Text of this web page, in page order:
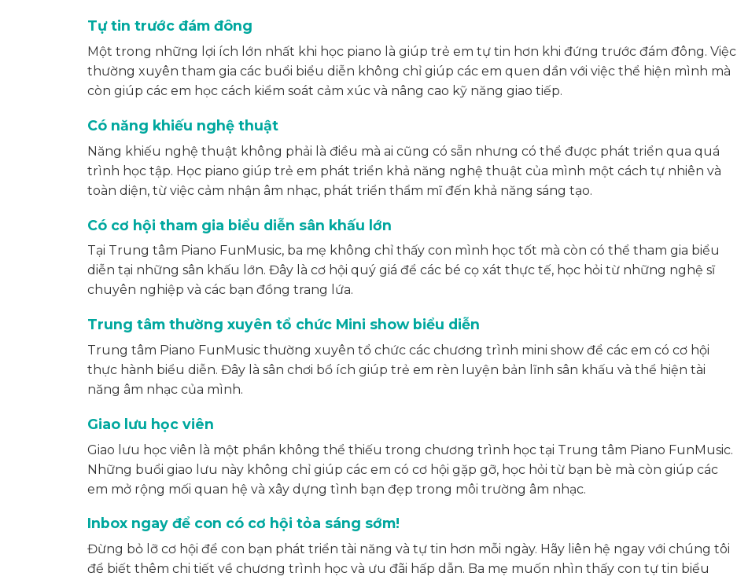
Tự tin trước đám đông
Một trong những lợi ích lớn nhất khi học piano là giúp trẻ em tự tin hơn khi đứng trước đám đông. Việc
thường xuyên tham gia các buổi biểu diễn không chỉ giúp các em quen dần với việc thể hiện mình mà
còn giúp các em học cách kiểm soát cảm xúc và nâng cao kỹ năng giao tiếp.
Có năng khiếu nghệ thuật
Năng khiếu nghệ thuật không phải là điều mà ai cũng có sẵn nhưng có thể được phát triển qua quá
trình học tập. Học piano giúp trẻ em phát triển khả năng nghệ thuật của mình một cách tự nhiên và
toàn diện, từ việc cảm nhận âm nhạc, phát triển thẩm mĩ đến khả năng sáng tạo.
Có cơ hội tham gia biểu diễn sân khấu lớn
Tại Trung tâm Piano FunMusic, ba mẹ không chỉ thấy con mình học tốt mà còn có thể tham gia biểu
diễn tại những sân khấu lớn. Đây là cơ hội quý giá để các bé cọ xát thực tế, học hỏi từ những nghệ sĩ
chuyên nghiệp và các bạn đồng trang lứa.
Trung tâm thường xuyên tổ chức Mini show biểu diễn
Trung tâm Piano FunMusic thường xuyên tổ chức các chương trình mini show để các em có cơ hội
thực hành biểu diễn. Đây là sân chơi bổ ích giúp trẻ em rèn luyện bản lĩnh sân khấu và thể hiện tài
năng âm nhạc của mình.
Giao lưu học viên
Giao lưu học viên là một phần không thể thiếu trong chương trình học tại Trung tâm Piano FunMusic.
Những buổi giao lưu này không chỉ giúp các em có cơ hội gặp gỡ, học hỏi từ bạn bè mà còn giúp các
em mở rộng mối quan hệ và xây dựng tình bạn đẹp trong môi trường âm nhạc.
Inbox ngay để con có cơ hội tỏa sáng sớm!
Đừng bỏ lỡ cơ hội để con bạn phát triển tài năng và tự tin hơn mỗi ngày. Hãy liên hệ ngay với chúng tôi
để biết thêm chi tiết về chương trình học và ưu đãi hấp dẫn. Ba mẹ muốn nhìn thấy con tự tin biểu